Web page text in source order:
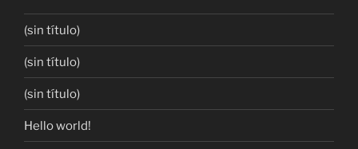
(sin título)
(sin título)
(sin título)
Hello world!